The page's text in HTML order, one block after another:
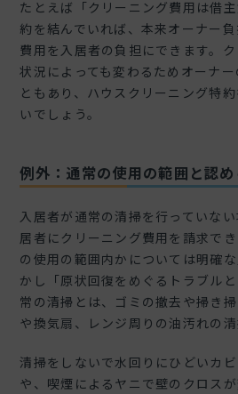
たとえば「クリーニング費用は借
約を結んでいれば、本来オーナー
費用を入居者の負担にできます。
状況によっても変わるためオーナ
ともあり、ハウスクリーニング特
いでしょう。
例外：通常の使用の範囲と認
入居者が通常の清掃を行っていな
居者にクリーニング費用を請求で
の使用の範囲内かについては明確
かし「原状回復をめぐるトラブル
常の清掃とは、ゴミの撤去や掃き
や換気扇、レンジ周りの油汚れの清
清掃をしないで水回りにひどいカ
や、喫煙によるヤニで壁のクロスが